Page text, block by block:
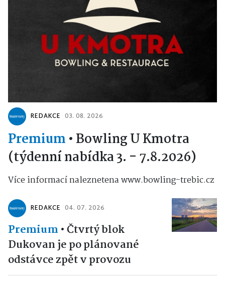
REDAKCE 03. 08. 2026
Premium • Bowling U Kmotra
(týdenní nabídka 3. - 7.8.2026)
Více informací naleznetena www.bowling-trebic.cz
REDAKCE 04. 07. 2026
Premium •Čtvrtý blok
Dukovan je po plánované
odstávce zpět v provozu